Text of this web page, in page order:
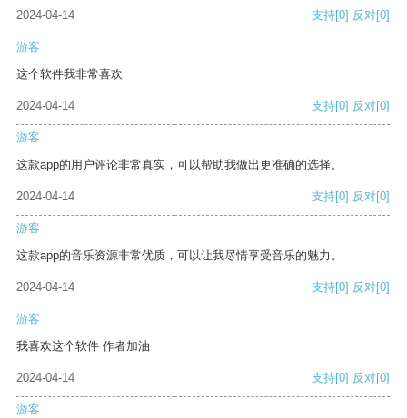
2024-04-14 支持[0] 反对[0]
游客
这个软件我非常喜欢
2024-04-14 支持[0] 反对[0]
游客
这款app的用户评论非常真实，可以帮助我做出更准确的选择。
2024-04-14 支持[0] 反对[0]
游客
这款app的音乐资源非常优质，可以让我尽情享受音乐的魅力。
2024-04-14 支持[0] 反对[0]
游客
我喜欢这个软件 作者加油
2024-04-14 支持[0] 反对[0]
游客